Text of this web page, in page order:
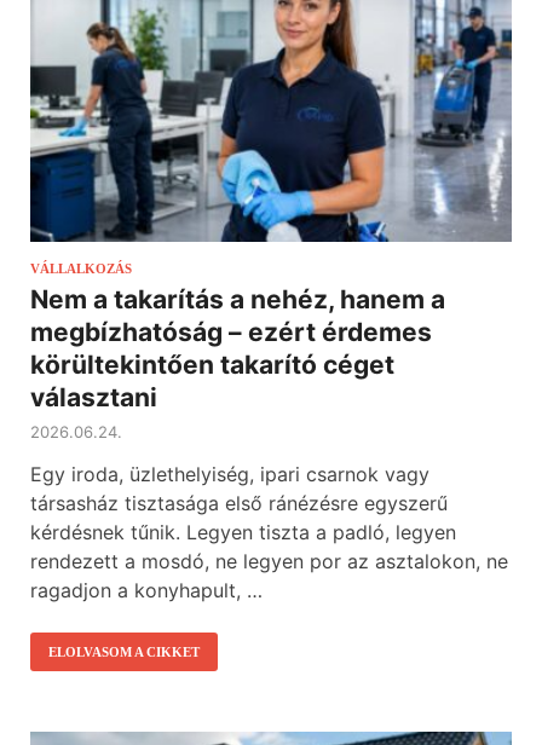
VÁLLALKOZÁS
Nem a takarítás a nehéz, hanem a
megbízhatóság – ezért érdemes
körültekintően takarító céget
választani
2026.06.24.
Egy iroda, üzlethelyiség, ipari csarnok vagy
társasház tisztasága első ránézésre egyszerű
kérdésnek tűnik. Legyen tiszta a padló, legyen
rendezett a mosdó, ne legyen por az asztalokon, ne
ragadjon a konyhapult, …
ELOLVASOM A CIKKET